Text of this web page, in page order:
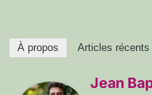
À propos Articles récents
Jean